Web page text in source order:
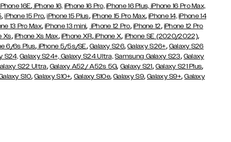
16E, iPhone 16, iPhone 16 Pro, iPhone 16 Plus, iPhone 16 Pro Max,
,iPhone 15 Pro,iPhone 15 Plus, iPhone 15 Pro Max,iPhone 14, iPhone 14
13 Pro Max,iPhone 13 mini, iPhone 12 Pro, iPhone 12, iPhone 12 Pro
Xs, iPhone Xs Max, iPhone XR,iPhone X, iPhone SE (2020/2022),
6/6s Plus, iPhone 5/5s/SE, Galaxy S26,Galaxy S26+, Galaxy S26
S24, Galaxy S24+, Galaxy S24 Ultra, Samsung Galaxy S23, Galaxy
S22 Ultra, Galaxy A52/ A52s 5G, Galaxy S21, Galaxy S21 Plus,
S10,Galaxy S10+, Galaxy S10e,Galaxy S9,Galaxy S9+,Galaxy